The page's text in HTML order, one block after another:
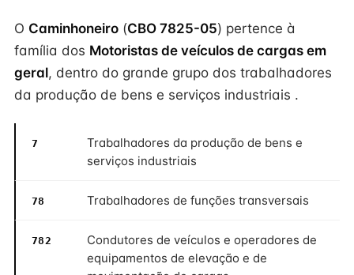
O Caminhoneiro (CBO 7825-05) pertence à
família dos Motoristas de veículos de cargas em
geral, dentro do grande grupo dos trabalhadores
da produção de bens e serviços industriais .
7
Trabalhadores da produção de bens e
serviços industriais
78 Trabalhadores de funções transversais
782
Condutores de veículos e operadores de
equipamentos de elevação e de